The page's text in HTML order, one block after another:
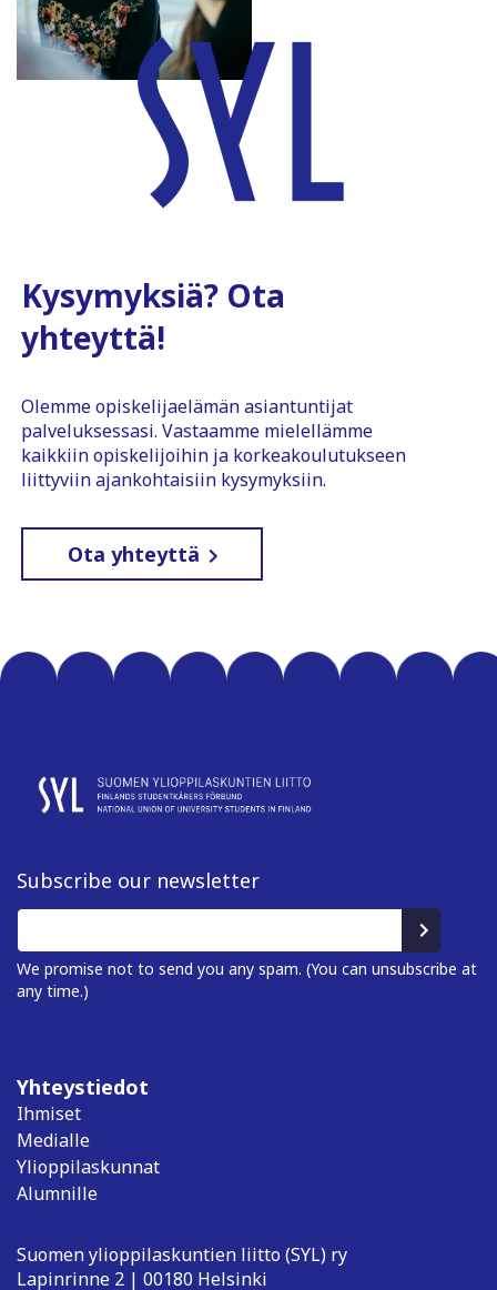
Kysymyksiä? Ota
yhteyttä!
Olemme opiskelijaelämän asiantuntijat
palveluksessasi. Vastaamme mielellämme
kaikkiin opiskelijoihin ja korkeakoulutukseen
liittyviin ajankohtaisiin kysymyksiin.
Ota yhteyttä
Subscribe our newsletter
We promise not to send you any spam. (You can unsubscribe at
any time.)
Yhteystiedot
Ihmiset
Medialle
Ylioppilaskunnat
Alumnille
Suomen ylioppilaskuntien liitto (SYL) ry
Lapinrinne 2 | 00180 Helsinki